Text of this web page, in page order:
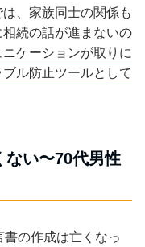
、家族同士の関係も
続の話が進まないの
ケーションが取りに
ル防止ツールとして
ない〜70代男性
の作成は亡くなっ